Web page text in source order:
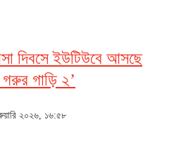
দিবসে ইউটিউবে আসছে
গাড়ি ২’
২০২৬, ১৬:৫৮